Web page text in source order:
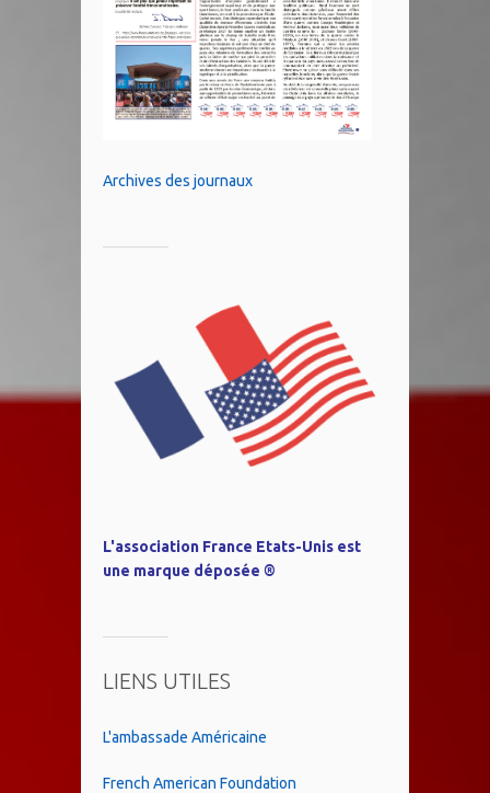
Archives des journaux
L'association France Etats-Unis est
une marque déposée ®
LIENS UTILES
L'ambassade Américaine
French American Foundation